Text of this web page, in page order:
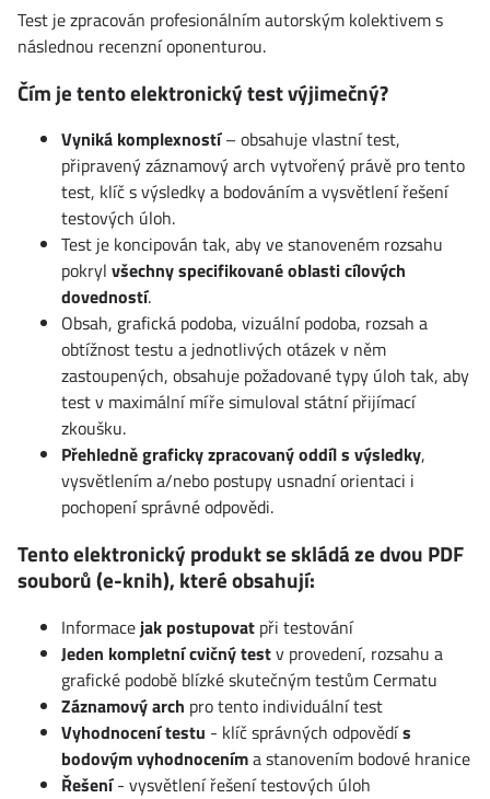
Test je zpracován profesionálním autorským kolektivem s
následnou recenzní oponenturou.
Čím je tento elektronický test výjimečný?
Vyniká komplexností– obsahuje vlastní test,
připravený záznamový arch vytvořený právě pro tento
test, klíč s výsledky a bodováním a vysvětlení řešení
testových úloh.
Test je koncipován tak, aby ve stanoveném rozsahu
pokryl všechny specifikované oblasti cílových
dovedností.
Obsah, grafická podoba, vizuální podoba, rozsah a
obtížnost testu a jednotlivých otázek v něm
zastoupených, obsahuje požadované typy úloh tak, aby
test v maximální míře simuloval státní přijímací
zkoušku.
Přehledně graficky zpracovaný oddíl s výsledky,
vysvětlením a/nebo postupy usnadní orientaci i
pochopení správné odpovědi.
Tento elektronický produkt se skládá ze dvou PDF
souborů (e-knih), které obsahují:
Informace jak postupovat při testování
Jeden kompletní cvičný testv provedení, rozsahu a
grafické podobě blízké skutečným testům Cermatu
Záznamový arch pro tento individuální test
Vyhodnocení testu - klíč správných odpovědís
bodovým vyhodnoceníma stanovením bodové hranice
Řešení- vysvětlení řešení testových úloh